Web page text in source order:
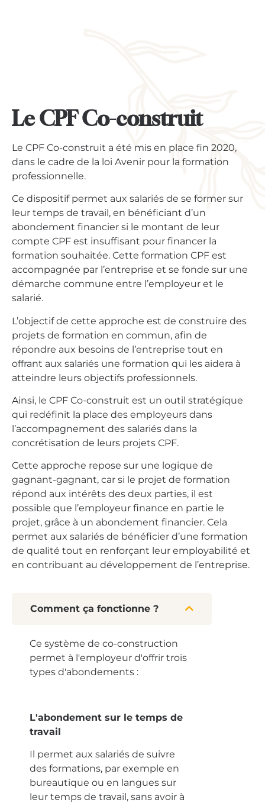
Le CPF Co-construit
Le CPF Co-construit a été mis en place fin 2020,
dans le cadre de la loi Avenir pour la formation
professionnelle.
Ce dispositif permet aux salariés de se former sur
leur temps de travail, en bénéficiant d’un
abondement financier si le montant de leur
compte CPF est insuffisant pour financer la
formation souhaitée. Cette formation CPF est
accompagnée par l’entreprise et se fonde sur une
démarche commune entre l’employeur et le
salarié.
L’objectif de cette approche est de construire des
projets de formation en commun, afin de
répondre aux besoins de l’entreprise tout en
offrant aux salariés une formation qui les aidera à
atteindre leurs objectifs professionnels.
Ainsi, le CPF Co-construit est un outil stratégique
qui redéfinit la place des employeurs dans
l’accompagnement des salariés dans la
concrétisation de leurs projets CPF.
Cette approche repose sur une logique de
gagnant-gagnant, car si le projet de formation
répond aux intérêts des deux parties, il est
possible que l’employeur finance en partie le
projet, grâce à un abondement financier. Cela
permet aux salariés de bénéficier d’une formation
de qualité tout en renforçant leur employabilité et
en contribuant au développement de l’entreprise.
Comment ça fonctionne ?
Ce système de co-construction
permet à l'employeur d'offrir trois
types d'abondements :
L'abondement sur le temps de
travail
Il permet aux salariés de suivre
des formations, par exemple en
bureautique ou en langues sur
leur temps de travail, sans avoir à